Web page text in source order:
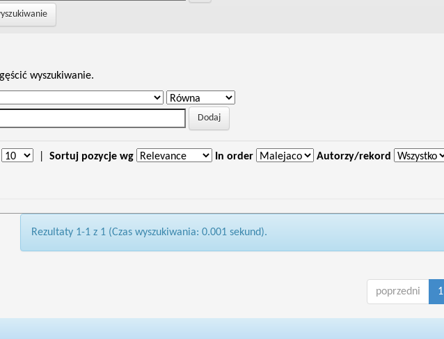
wyszukiwanie.
Sortuj pozycje wg In order Autorzy/rekord
Rezultaty 1-1 z 1 (Czas wyszukiwania: 0.001 sekund).
poprzedni 1